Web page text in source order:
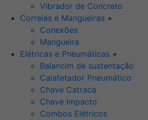
Vibrador de Concreto
Correias e Mangueiras +
Conexões
Mangueira
Elétricas e Pneumáticas +
Balancim de sustentação
Calafetador Pneumático
Chave Catraca
Chave Impacto
Combos Elétricos